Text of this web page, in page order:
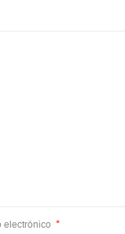
electrónico *